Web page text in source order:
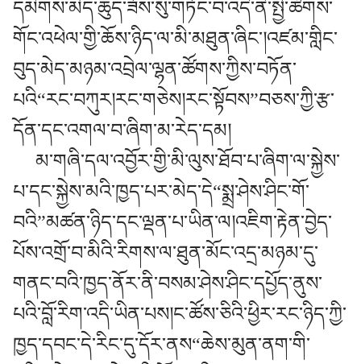
དམིགས་མེད་ཆུད་ཟོས་སུ་གཏོང་བ་འདི་ནི་སྤྱི་ཚོགས་
གོང་འཕེལ་གྱི་ཆོས་ཉིད་ལ་མི་མཐུན་ཞིང་།འཛམ་གླིང་
བུད་མེད་མཉམ་འབྲེལ་ལྷན་ཚོགས་ཀྱིས་བཏོན་
པའི“རང་བཀུར།རང་གཅེས།རང་སྟོབས”བཅས་ཀྱི་རྩ་
དོན་དང་འགལ་བ་ཞིག་མ་རེད་དམ།
མ་གཞི་དལ་འབྱོར་གྱི་མི་ལུས་ཐོབ་པ་ཞིག་ལ་སྐྱེས་
པ་དང་སྐྱེས་མའི་ཁྱད་པར་མེད་དེ“སྨྲ་ཤེས་ཤིང་གོ་
བའི”མཚན་ཉིད་དང་ལྡན་པ་ཡིན་ལ།འཇིག་རྟེན་བྱེད་
པོས་འགྲོ་བ་མིའི་རིགས་ལ་ཐུན་མོང་འདྲ་མཉམ་དུ་
གནང་བའི་ཁྱད་ནོར་ནི་བསམ་ཤེས་ཤིང་དཔྱོད་ནུས་
པའི་བློ་རིག་འདི་ཡིན་པས།ང་ཚོས་ཅིའི་ཕྱིར་རང་ཉིད་ཀྱི་
ཁྱད་དབང་དེ་རིང་དུ་དོར་ནས“ཆེས་མུན་ནག་གི་